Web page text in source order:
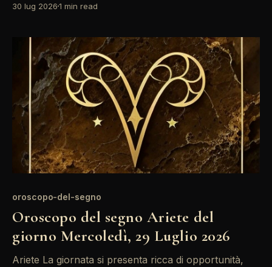
soprattutto in relazione alla tua carriera e alle tue
portare a intuizioni preziose. L'energia
30 lug 20261 min read
oroscopo-del-segno
Oroscopo del segno Ariete del
giorno Mercoledì, 29 Luglio 2026
Ariete La giornata si presenta ricca di opportunità,